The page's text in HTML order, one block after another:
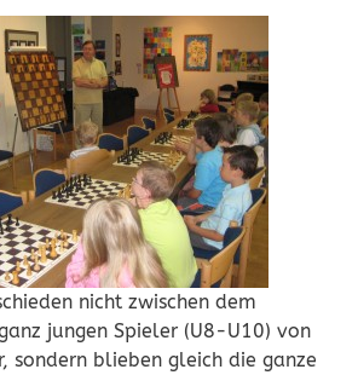
nicht zwischen dem
jungen Spieler (U8-U10) von
sondern blieben gleich die ganze